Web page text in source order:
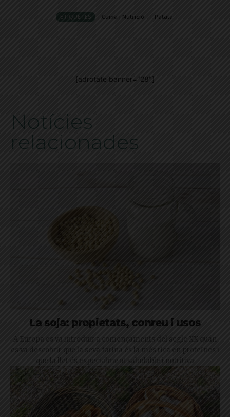
ETIQUETES Cuina i Nutrició Patata
[adrotate banner="28"]
Notícies
relacionades
La soja: propietats, conreu i usos
A Europa es va introduir a començaments del segle XX quan
es va descobrir que la seva farina és la més rica en proteïnes i
que la llet és especialment saludable i nutritiva